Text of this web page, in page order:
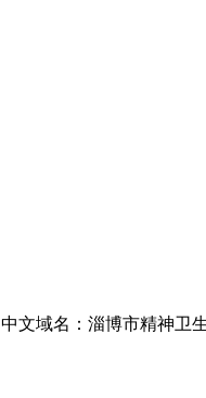
中文域名：淄博市精神卫